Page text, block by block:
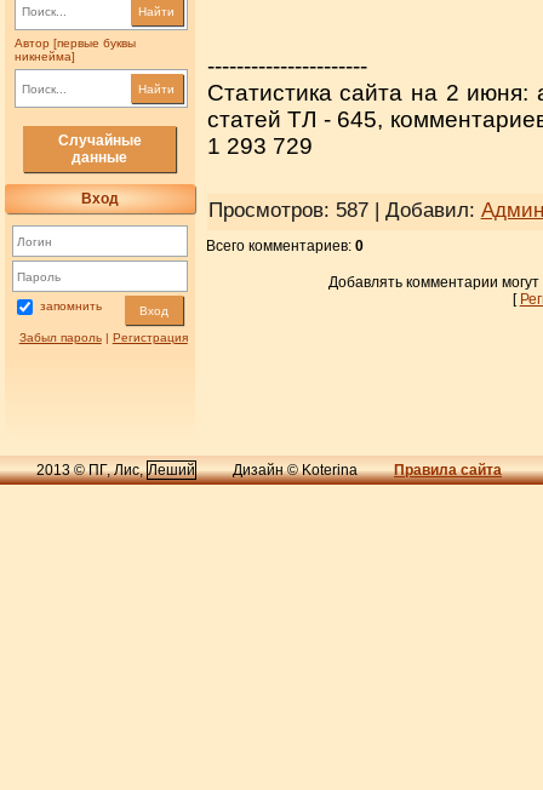
Найти
Автор [первые буквы
никнейма]
Найти
Случайные
данные
Вход
запомнить Вход
Забыл пароль| Регистрация
----------------------
Статистика сайта на 2
статей ТЛ - 645,
1 293 729
Просмотров: 587 | Добавил:
Всего комментариев: 0
Добавлять комментарии
[
2013 © ПГ, Лис,Леший Дизайн © Koterina Правила сайта